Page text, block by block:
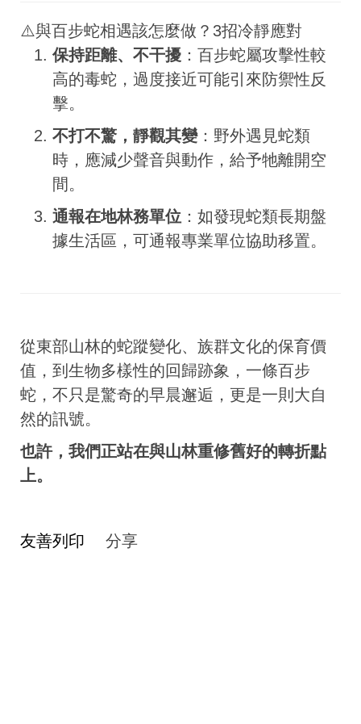
⚠️與百步蛇相遇該怎麼做？3招冷靜應對
保持距離、不干擾 ：百步蛇屬攻擊性較
高的毒蛇，過度接近可能引來防禦性反
擊。
不打不驚，靜觀其變：野外遇見蛇類
時，應減少聲音與動作，給予牠離開空
間。
通報在地林務單位 ：如發現蛇類長期盤
據生活區，可通報專業單位協助移置。
從東部山林的蛇蹤變化、族群文化的保育價
值，到生物多樣性的回歸跡象，一條百步
蛇，不只是驚奇的早晨邂逅，更是一則大自
然的訊號。
也許，我們正站在與山林重修舊好的轉折點
上。
友善列印 分享